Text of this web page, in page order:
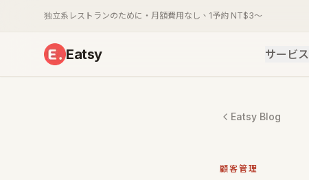
独立系レストランのために・月額費用なし、1予約 NT$3〜
Eatsy サービス
Eatsy Blog
顧客管理